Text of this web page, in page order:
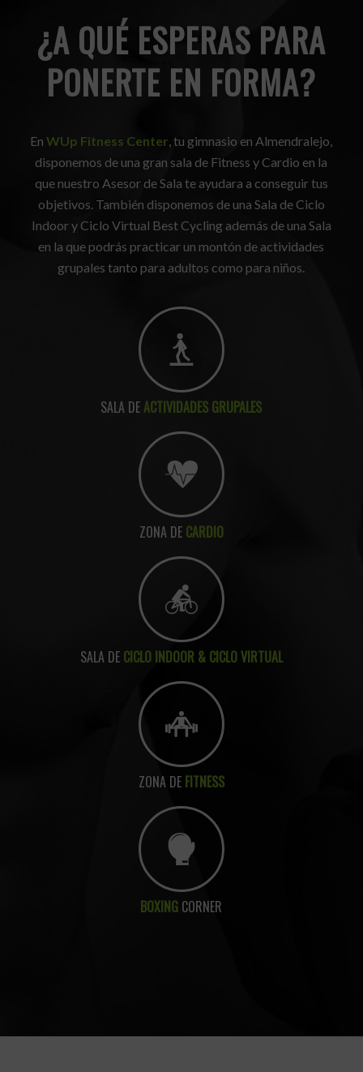
¿A QUÉ ESPERAS PARA
PONERTE EN FORMA?
EnWUp Fitness Center, tu gimnasio en Almendralejo,
disponemos de una gran sala de Fitness y Cardio en la
que nuestro Asesor de Sala te ayudara a conseguir tus
objetivos. También disponemos de una Sala de Ciclo
Indoor y Ciclo Virtual Best Cycling además de una Sala
en la que podrás practicar un montón de actividades
grupales tanto para adultos como para niños.
SALA DEACTIVIDADES GRUPALES
ZONA DE CARDIO
SALA DE CICLO INDOOR & CICLO VIRTUAL
ZONA DE FITNESS
BOXING CORNER